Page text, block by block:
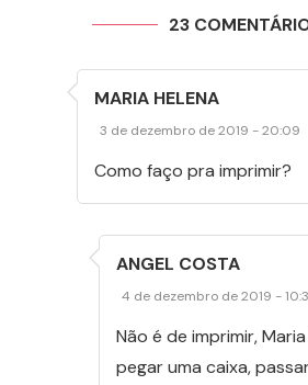
23
MARIA HELENA
3 de dezembro de 2019 - 20:09
Como faço pra imprimir?
ANGEL COSTA
4 de dezembro de 2019 -
Não é de imprimir,
pegar uma caixa,